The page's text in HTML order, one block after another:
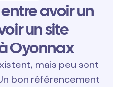
avoir un
un site
Oyonnax
mais peu sont
bon référencement